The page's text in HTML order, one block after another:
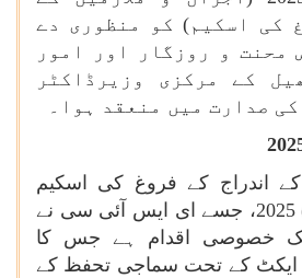
کی اسکیم) کو منظوری دے
محنت و روزگار اور امور
کے مرکزی وزیرڈاکٹر
صدارت میں منعقد ہوا۔
کے اندراج کے فروغ کی اسکیم
2025، جسے ای ایس آئی سی نے
خصوصی اقدام ہے جس کا
ایکٹ کے تحت سماجی تحفظ کے